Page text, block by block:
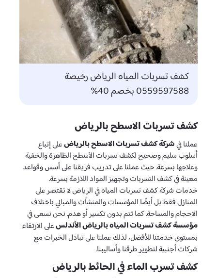
كشف تسربات المياه الرياض رخيصة
0559597588 بخصم 40%
كشف تسربات الاسطح بالرياض
عملنا فيشركة كشف تسربات الاسطح بالرياضعلى إتباع
أسلوب سليم وصحيح لكشف تسربات الأسطح الظاهرة والخفية
وعلاجها بسرعة. حيث عملنا على تدريب فريقنا على أسس وقواعد
معينة في كشف التسربات وتجهيز المواد اللازمة بسرعة.
خدمات شركة كشف تسربات المياه في الرياض لا تقتصر على
المنازل فقط بل أيضًا المؤسسات والمنشآت والمباني باختلاف
الاحجام والمساحة. كما تتم بدون تكسير أو هدم. نحن نسعى في
مؤسسة كشف تسربات المياه بالرياض الأندلسعلى الارتقاء
بمستوى خدمتنا للأفضل، لذلك عملنا على تبادل الخبرات مع
شركات أجنبية لتطوير طرقنا وأساليبنا.
كشف تسرب الماء في الحائط بالرياض